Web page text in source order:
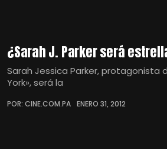
¿Sarah J. Parker será
Sarah Jessica Parker, protagonista
York», será la
POR: CINE.COM.PA ENERO 31, 2012